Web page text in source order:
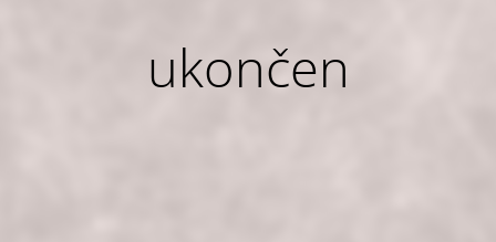
ukončen